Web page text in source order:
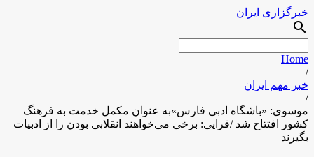
خبرگزاری ایران
search
Home
/
خبر مهم ایران
/
موسوی: «‌باشگاه ادبی فارس»به عنوان مکمل خدمت به فرهنگ
کشور افتتاح شد /قرایی: برخی می‌خواهند انقلابی بودن را از ادبیات
بگیرند